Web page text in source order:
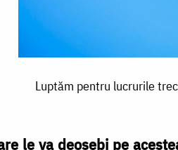
Luptăm pentru lucrurile
le va deosebi pe